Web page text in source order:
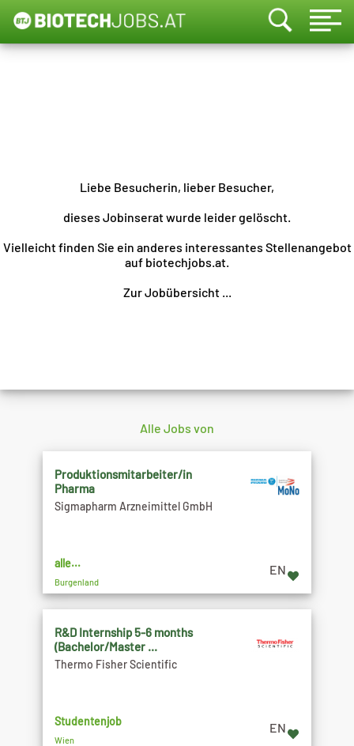
Liebe Besucherin, lieber Besucher,
dieses Jobinserat wurde leider gelöscht.
Vielleicht finden Sie ein anderes interessantes Stellenangebot
auf biotechjobs.at.
Zur Jobübersicht ...
Alle Jobs von
Produktionsmitarbeiter/in
Pharma
Sigmapharm Arzneimittel GmbH
alle...
Burgenland
EN
R&D Internship 5-6 months
(Bachelor/Master ...
Thermo Fisher Scientific
Studentenjob
Wien
EN